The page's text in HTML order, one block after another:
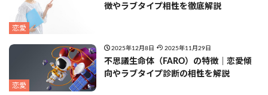
恋愛
徴やラブタイプ相性を徹底解説
恋愛
2025年12月8日 2025年11月29日
不思議生命体（FARO）の特徴｜恋愛傾
向やラブタイプ診断の相性を解説